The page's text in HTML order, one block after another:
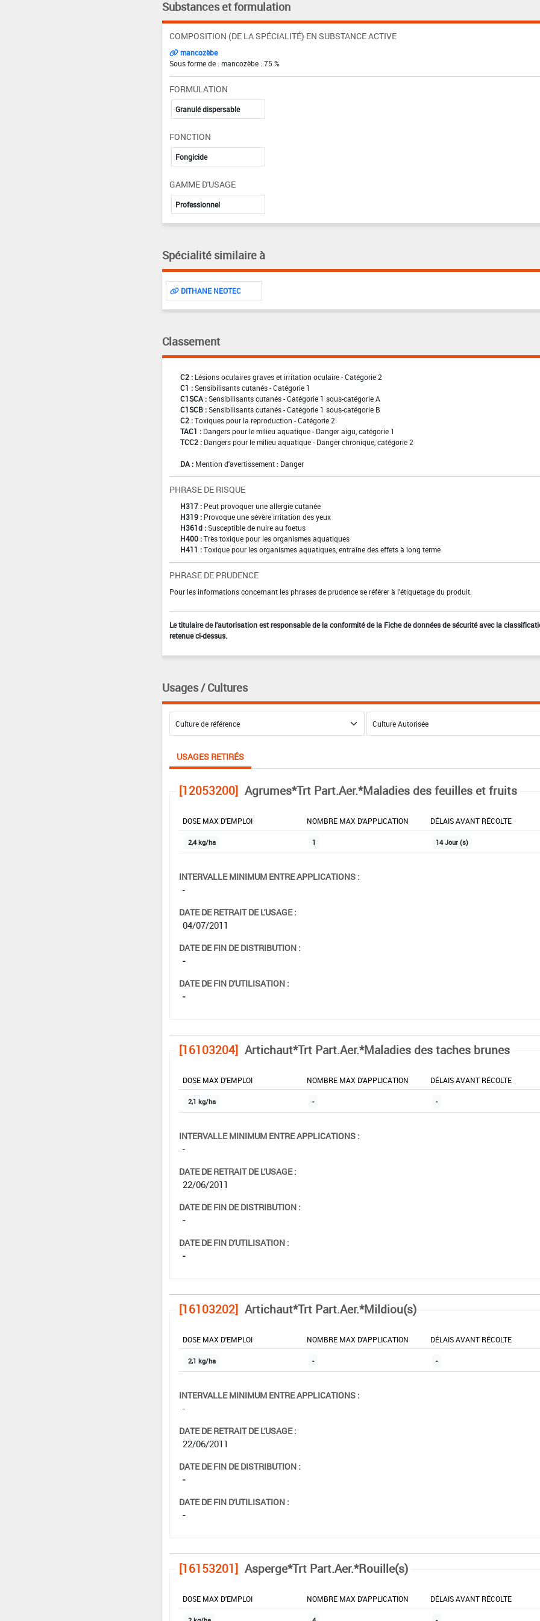
Substances et formulation
COMPOSITION (DE LA SPÉCIALITÉ) EN SUBSTANCE ACTIVE
mancozèbe
Sous forme de : mancozèbe : 75 %
FORMULATION
Granulé dispersable
FONCTION
Fongicide
GAMME D'USAGE
Professionnel
Spécialité similaire à
DITHANE NEOTEC
Classement
C2 : Lésions oculaires graves et irritation oculaire - Catégorie 2
C1 : Sensibilisants cutanés - Catégorie 1
C1SCA : Sensibilisants cutanés - Catégorie 1 sous-catégorie A
C1SCB : Sensibilisants cutanés - Catégorie 1 sous-catégorie B
C2 : Toxiques pour la reproduction - Catégorie 2
TAC1 : Dangers pour le milieu aquatique - Danger aigu, catégorie 1
TCC2 : Dangers pour le milieu aquatique - Danger chronique, catégorie 2
DA : Mention d'avertissement : Danger
PHRASE DE RISQUE
H317 : Peut provoquer une allergie cutanée
H319 : Provoque une sévère irritation des yeux
H361d : Susceptible de nuire au foetus
H400 : Très toxique pour les organismes aquatiques
H411 : Toxique pour les organismes aquatiques, entraîne des effets à long terme
PHRASE DE PRUDENCE
Pour les informations concernant les phrases de prudence se référer à l'étiquetage du produit.
Le titulaire de l'autorisation est responsable de la conformité de la Fiche de données de sécurité avec la
retenue ci-dessus.
Usages / Cultures
USAGES RETIRÉS
[12053200] Agrumes*Trt Part.Aer.*Maladies des feuilles et fruits
DOSE MAX D'EMPLOI NOMBRE MAX D'APPLICATION DÉLAIS AVANT RÉCOLTE
2,4 kg/ha 1 14 Jour (s)
INTERVALLE MINIMUM ENTRE APPLICATIONS :
-
DATE DE RETRAIT DE L'USAGE :
04/07/2011
DATE DE FIN DE DISTRIBUTION :
-
DATE DE FIN D'UTILISATION :
-
[16103204] Artichaut*Trt Part.Aer.*Maladies des taches brunes
DOSE MAX D'EMPLOI NOMBRE MAX D'APPLICATION DÉLAIS AVANT RÉCOLTE
2,1 kg/ha - -
INTERVALLE MINIMUM ENTRE APPLICATIONS :
-
DATE DE RETRAIT DE L'USAGE :
22/06/2011
DATE DE FIN DE DISTRIBUTION :
-
DATE DE FIN D'UTILISATION :
-
[16103202] Artichaut*Trt Part.Aer.*Mildiou(s)
DOSE MAX D'EMPLOI NOMBRE MAX D'APPLICATION DÉLAIS AVANT RÉCOLTE
2,1 kg/ha - -
INTERVALLE MINIMUM ENTRE APPLICATIONS :
-
DATE DE RETRAIT DE L'USAGE :
22/06/2011
DATE DE FIN DE DISTRIBUTION :
-
DATE DE FIN D'UTILISATION :
-
[16153201] Asperge*Trt Part.Aer.*Rouille(s)
DOSE MAX D'EMPLOI NOMBRE MAX D'APPLICATION DÉLAIS AVANT RÉCOLTE